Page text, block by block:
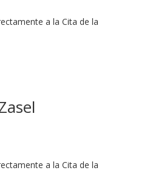
a la Cita de la
a la Cita de la